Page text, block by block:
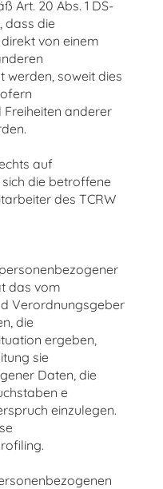
Art. 20 Abs. 1 DS-
dass die
von einem
soweit dies
Freiheiten anderer
auf
die betroffene
des TCRW
das vom
Verordnungsgeber
die
ergeben,
sie
Daten, die
e
einzulegen.